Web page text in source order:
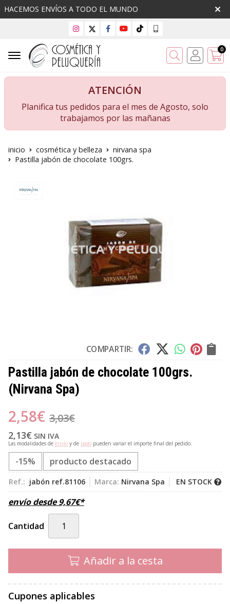
HACEMOS ENVÍOS A TODO EL MUNDO
Buscar 0
ATENCIÓN
Planifica tus pedidos para el mes de Agosto, solo
trabajamos por las mañanas
inicio cosmética y belleza
nirvana spa
Pastilla jabón de chocolate 100grs.
COMPARTIR:
Pastilla jabón de chocolate 100grs.
(Nirvana Spa)
2,58€ 3,03€
2,13€ SIN IVA
Las modalidades de envío y de pago pueden variar el importe final del pedido.
-15% producto destacado
Ref.: jabón ref.81106 Marca: Nirvana Spa EN STOCK
envío desde9,67€*
Cantidad
Añadir a la cesta
Cupones aplicables